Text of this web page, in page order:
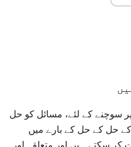
سوچنے کے لئے، مسائل کو حل
کے حل کے حل کے بارے میں